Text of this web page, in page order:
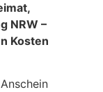
NRW –
Kosten